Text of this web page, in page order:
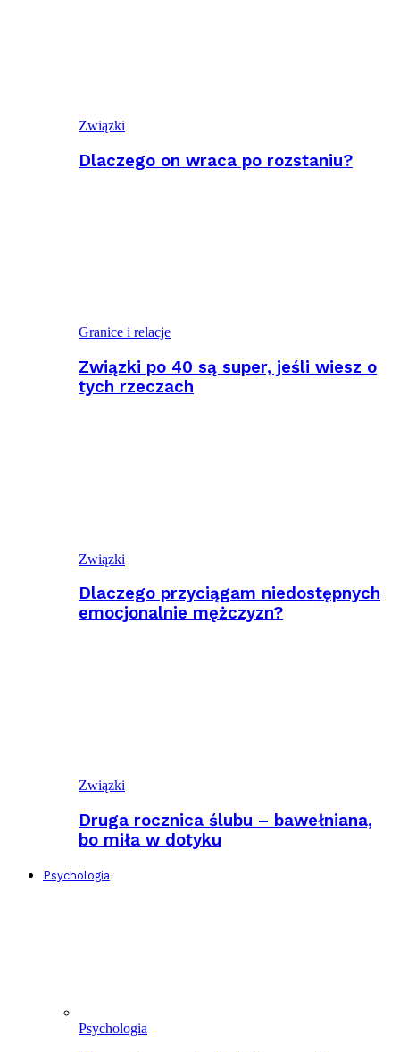
Związki
Dlaczego on wraca po rozstaniu?
Granice i relacje
Związki po 40 są super, jeśli wiesz o
tych rzeczach
Związki
Dlaczego przyciągam niedostępnych
emocjonalnie mężczyzn?
Związki
Druga rocznica ślubu – bawełniana,
bo miła w dotyku
Psychologia
Psychologia